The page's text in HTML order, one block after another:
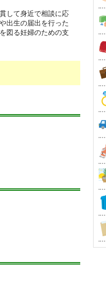
して身近で相談に応
出生の届出を行った
図る妊婦のための支